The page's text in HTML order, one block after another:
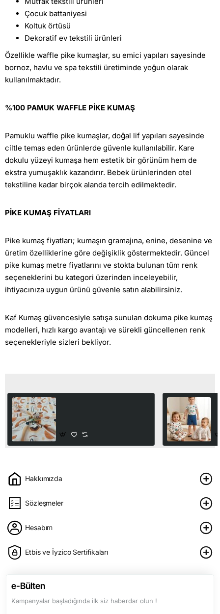
Çocuk battaniyesi
Koltuk örtüsü
Dekoratif ev tekstili ürünleri
Özellikle waffle pike kumaşlar, su emici yapıları sayesinde
bornoz, havlu ve spa tekstili üretiminde yoğun olarak
kullanılmaktadır.
%100 PAMUK WAFFLE PİKE KUMAŞ
Pamuklu waffle pike kumaşlar, doğal lif yapıları sayesinde
ciltle temas eden ürünlerde güvenle kullanılabilir. Kare
dokulu yüzeyi kumaşa hem estetik bir görünüm hem de
ekstra yumuşaklık kazandırır. Bebek ürünlerinden otel
tekstiline kadar birçok alanda tercih edilmektedir.
PİKE KUMAŞ FİYATLARI
Pike kumaş fiyatları; kumaşın gramajına, enine, desenine ve
üretim özelliklerine göre değişiklik göstermektedir. Güncel
pike kumaş metre fiyatlarını ve stokta bulunan tüm renk
seçeneklerini bu kategori üzerinden inceleyebilir,
ihtiyacınıza uygun ürünü güvenle satın alabilirsiniz.
Kaf Kumaş güvencesiyle satışa sunulan dokuma pike kumaş
modelleri, hızlı kargo avantajı ve sürekli güncellenen renk
seçenekleriyle sizleri bekliyor.
Hakkımızda
Sözleşmeler
Hesabım
Etbis ve İyzico Sertifikaları
e-Bülten
Kampanyalar başladığında ilk siz haberdar olun !